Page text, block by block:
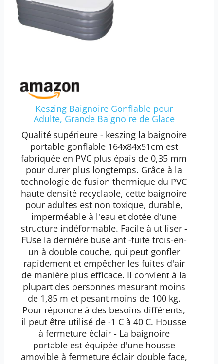
Keszing Baignoire Gonflable pour
Adulte, Grande Baignoire de Glace
Portable pour la Famille, la Maison, Le
Spa avec Housse à Fermeture éclair,
conçue avec appuie-tête, Porte-gobelet
(Pompe à air)
Qualité supérieure - keszing la baignoire
portable gonflable 164x84x51cm est
fabriquée en PVC plus épais de 0,35 mm
pour durer plus longtemps. Grâce à la
technologie de fusion thermique du PVC
haute densité recyclable, cette baignoire
pour adultes est non toxique, durable,
imperméable à l'eau et dotée d'une
structure indéformable. Facile à utiliser -
FUse la dernière buse anti-fuite trois-en-
un à double couche, qui peut gonfler
rapidement et empêcher les fuites d'air
de manière plus efficace. Il convient à la
plupart des personnes mesurant moins
de 1,85 m et pesant moins de 100 kg.
Pour répondre à des besoins différents,
il peut être utilisé de -1 C à 40 C. Housse
à fermeture éclair - La baignoire
portable est équipée d'une housse
amovible à fermeture éclair double face,